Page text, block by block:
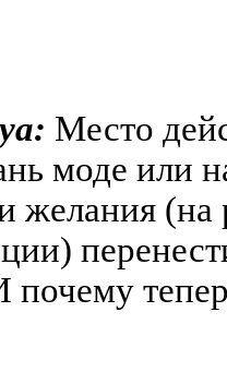
Место
моде или
желания (на
почему